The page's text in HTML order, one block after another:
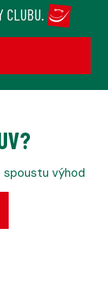
CLUBU.
spoustu výhod